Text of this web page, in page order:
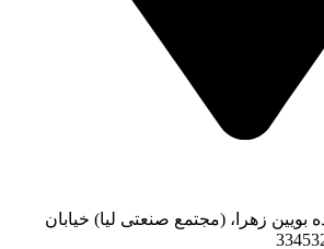
کیلومتر ۱۵ جاده بويین زهرا، (مجتمع صنعتی لیا) خیابان